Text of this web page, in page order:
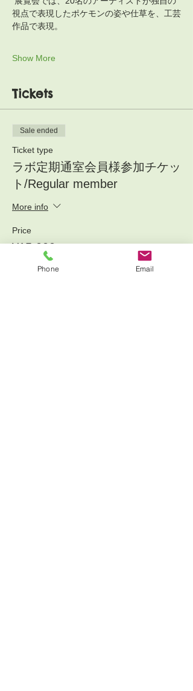
視点で表現したポケモンの姿や仕草を、工芸
作品で表現。
Show More
Tickets
Sale ended
Ticket type
ラボ定期通室会員様参加チケッ
ト/Regular member
More info
Price
¥15,000
+¥1,500 消費税
Phone Email